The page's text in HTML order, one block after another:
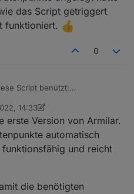
das Script getriggert
funktioniert.
0
Script benutzt:
die Datenpunkte angelegt
habe wie das Script
sagen: Das Script funktioniert.
14:33
erste Version von Armilar.
automatisch
und reicht
die benötigten